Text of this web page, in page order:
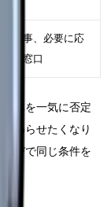
、人事、必要に応
外部窓口
体を一気に否定
わらせたくなり
びで同じ条件を